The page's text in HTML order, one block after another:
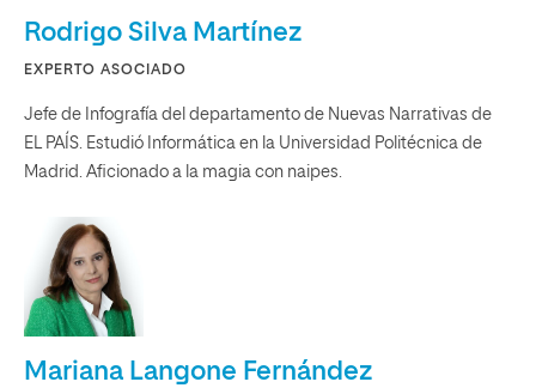
Rodrigo Silva Martínez
EXPERTO ASOCIADO
Jefe de Infografía del departamento de Nuevas Narrativas de
EL PAÍS. Estudió Informática en la Universidad Politécnica de
Madrid. Aficionado a la magia con naipes.
Mariana Langone Fernández